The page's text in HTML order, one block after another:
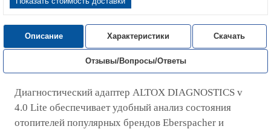
Описание Характеристики Скачать
Отзывы/Вопросы/Ответы
Диагностический адаптер ALTOX DIAGNOSTICS v
4.0 Lite обеспечивает удобный анализ состояния
отопителей популярных брендов Eberspacher и